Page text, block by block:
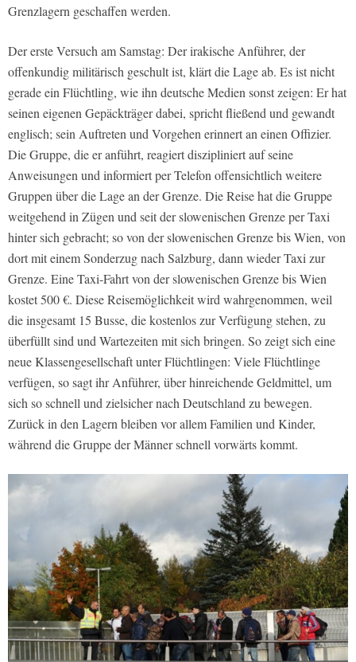
Grenzlagern geschaffen werden.
Der erste Versuch am Samstag: Der irakische Anführer, der
offenkundig militärisch geschult ist, klärt die Lage ab. Es ist nicht
gerade ein Flüchtling, wie ihn deutsche Medien sonst zeigen: Er hat
seinen eigenen Gepäckträger dabei, spricht fließend und gewandt
englisch; sein Auftreten und Vorgehen erinnert an einen Offizier.
Die Gruppe, die er anführt, reagiert diszipliniert auf seine
Anweisungen und informiert per Telefon offensichtlich weitere
Gruppen über die Lage an der Grenze. Die Reise hat die Gruppe
weitgehend in Zügen und seit der slowenischen Grenze per Taxi
hinter sich gebracht; so von der slowenischen Grenze bis Wien, von
dort mit einem Sonderzug nach Salzburg, dann wieder Taxi zur
Grenze. Eine Taxi-Fahrt von der slowenischen Grenze bis Wien
kostet 500 €. Diese Reisemöglichkeit wird wahrgenommen, weil
die insgesamt 15 Busse, die kostenlos zur Verfügung stehen, zu
überfüllt sind und Wartezeiten mit sich bringen. So zeigt sich eine
neue Klassengesellschaft unter Flüchtlingen: Viele Flüchtlinge
verfügen, so sagt ihr Anführer, über hinreichende Geldmittel, um
sich so schnell und zielsicher nach Deutschland zu bewegen.
Zurück in den Lagern bleiben vor allem Familien und Kinder,
während die Gruppe der Männer schnell vorwärts kommt.